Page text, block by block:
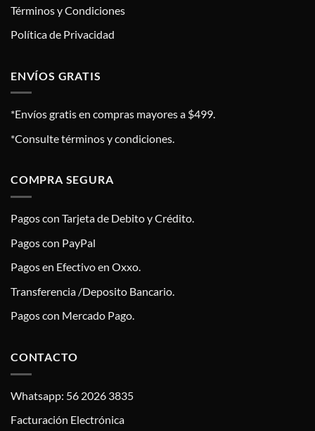
Términos y Condiciones
Política de Privacidad
ENVÍOS GRATIS
*Envíos gratis en compras mayores a $499.
*Consulte términos y condiciones.
COMPRA SEGURA
Pagos con Tarjeta de Debito y Crédito.
Pagos con PayPal
Pagos en Efectivo en Oxxo.
Transferencia /Deposito Bancario.
Pagos con Mercado Pago.
CONTACTO
Whatsapp: 56 2026 3835
Facturación Electrónica